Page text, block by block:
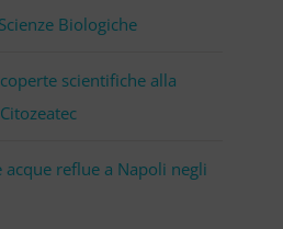
Biologiche
scientifiche alla
reflue a Napoli negli